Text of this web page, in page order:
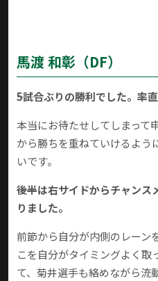
馬渡 和彰（DF）
――5試合ぶりの勝利でした。率
本当にお待たせしてしまって
から勝ちを重ねていけるよう
いです。
――後半は右サイドからチャン
りました。
前節から自分が内側のレーン
こを自分がタイミングよく取
て、菊井選手も絡めながら流